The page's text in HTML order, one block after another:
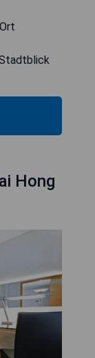
Hong